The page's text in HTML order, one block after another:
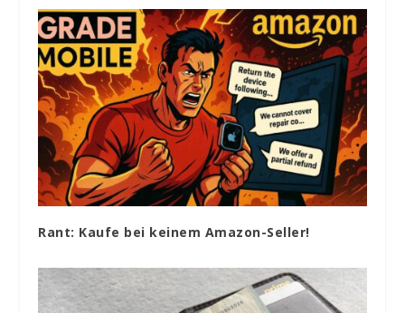
Rant: Kaufe bei keinem Amazon-Seller!